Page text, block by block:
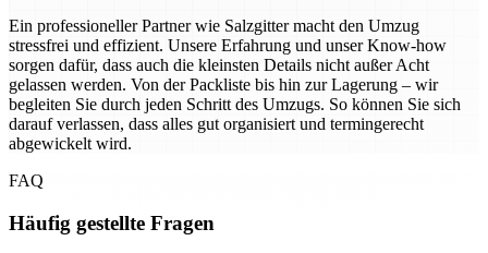
Ein professioneller Partner wie Salzgitter macht den Umzug
stressfrei und effizient. Unsere Erfahrung und unser Know-how
sorgen dafür, dass auch die kleinsten Details nicht außer Acht
gelassen werden. Von der Packliste bis hin zur Lagerung – wir
begleiten Sie durch jeden Schritt des Umzugs. So können Sie sich
darauf verlassen, dass alles gut organisiert und termingerecht
abgewickelt wird.
FAQ
Häufig gestellte Fragen